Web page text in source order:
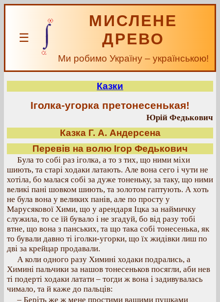
☰
МИСЛЕНЕ
ДРЕВО
Ми робимо Україну – українською!
Казки
Іголка-угорка претонесенькая!
Юрій Федькович
Казка Г. А. Андерсена
Перевів на волю Ігор Федькович
Була то собі раз іголка, а то з тих, що ними міхи
шиють, та старі ходаки латають. Але вона сего і чути не
хотіла, бо малася собі за дуже тоненьку, за таку, що ними
великі пані шовком шиють, та золотом гаптують. А хоть
не була вона у великих панів, але по просту у
Марусякової Хими, що у арендаря Іцка за наймичку
служила, то се їй бувало і не згадуй, бо від разу тобі
втне, що вона з панських, та що така собі тонесенька, як
то бували давно ті іголки-угорки, що їх жидівки лиш по
дві за крейцар продавали.
А коли одного разу Химині ходаки подрались, а
Химині пальчики за нашов тонесеньков посягли, аби нев
ті подерті ходаки латати – тогди ж вона і задивувалась
чимало, та й каже до пальців:
– Беріть же ж мене простими вашими пушками